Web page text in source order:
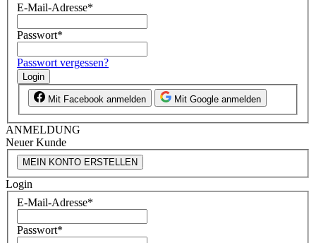
E-Mail-Adresse*
Passwort*
Passwort vergessen?
Login
Mit Facebook anmelden Mit Google anmelden
ANMELDUNG
Neuer Kunde
MEIN KONTO ERSTELLEN
Login
E-Mail-Adresse*
Passwort*